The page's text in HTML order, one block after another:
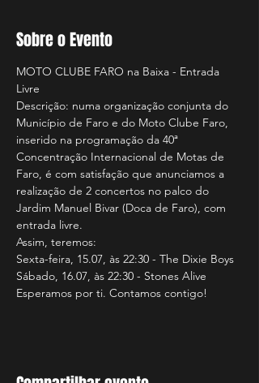
Sobre o Evento
MOTO CLUBE FARO na Baixa - Entrada
Livre
Descrição: numa organização conjunta do
Município de Faro e do Moto Clube Faro,
inserido na programação da 40ª
Concentração Internacional de Motas de
Faro, é com satisfação que anunciamos a
realização de 2 concertos no palco do
Jardim Manuel Bivar (Doca de Faro), com
entrada livre.
Assim, teremos:
Sexta-feira, 15.07, às 22:30 - The Dixie Boys
Sábado, 16.07, às 22:30 - Stones Alive
Esperamos por ti. Contamos contigo!